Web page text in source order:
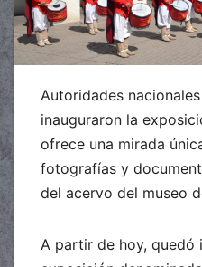
Autoridades
inauguraron la
ofrece una mirada
fotografías y
del acervo del museo
A partir de hoy, quedó